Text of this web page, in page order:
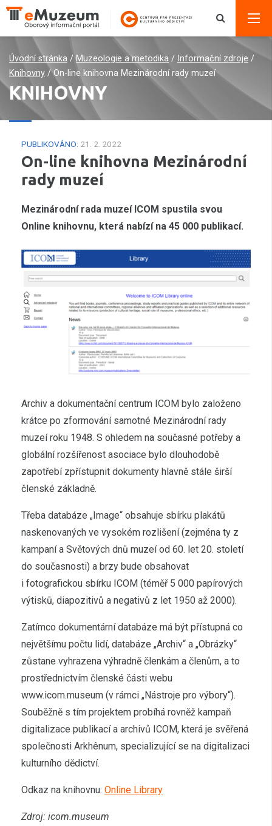
Úvodní stránka / Muzeologie a metodika / Informační zdroje /
Knihovny /On-line knihovna Mezinárodní rady muzeí
KNIHOVNY
PUBLIKOVÁNO: 21. 2. 2022
On-line knihovna Mezinárodní
rady muzeí
Mezinárodní rada muzeí ICOM spustila svou
Online knihovnu, která nabízí na 45 000 publikací.
Archiv a dokumentační centrum ICOM bylo založeno
krátce po zformování samotné Mezinárodní rady
muzeí roku 1948. S ohledem na současné potřeby a
globální rozšířenost asociace bylo dlouhodobě
zapotřebí zpřístupnit dokumenty hlavně stále širší
členské základně.
Třeba databáze „Image“ obsahuje sbírku plakátů
naskenovaných ve vysokém rozlišení (zejména ty z
kampaní a Světových dnů muzeí od 60. let 20. století
do současnosti) a brzy bude obsahovat
i fotografickou sbírku ICOM (téměř 5 000 papírových
výtisků, diapozitivů a negativů z let 1950 až 2000).
Zatímco dokumentární databáze má být přístupná co
největšímu počtu lidí, databáze „Archiv“ a „Obrázky“
zůstane vyhrazena výhradně členkám a členům, a to
prostřednictvím členské části webu
www.icom.museum (v rámci „Nástroje pro výbory“).
Souběžně s tím projektem probíhá rovněž kampaň
digitalizace publikací a archivů ICOM, která je svěřená
společnosti Arkhênum, specializující se na digitalizaci
kulturního dědictví.
Odkaz na knihovnu: Online Library
Zdroj: icom.museum